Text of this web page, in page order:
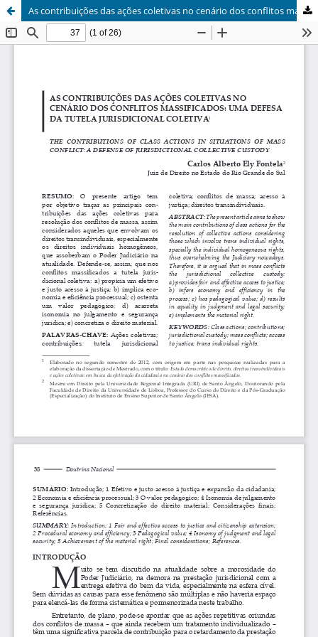
As contribuições das ações coletivas no cenário dos conflitos massificados: uma defesa da tutela jurisdicional coletiva